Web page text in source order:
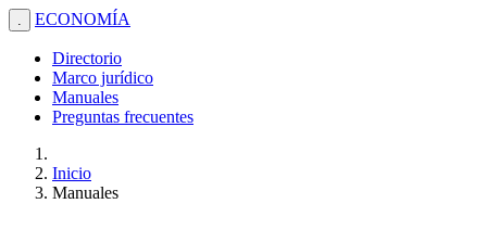
. ECONOMÍA
Directorio
Marco jurídico
Manuales
Preguntas frecuentes
Inicio
Manuales